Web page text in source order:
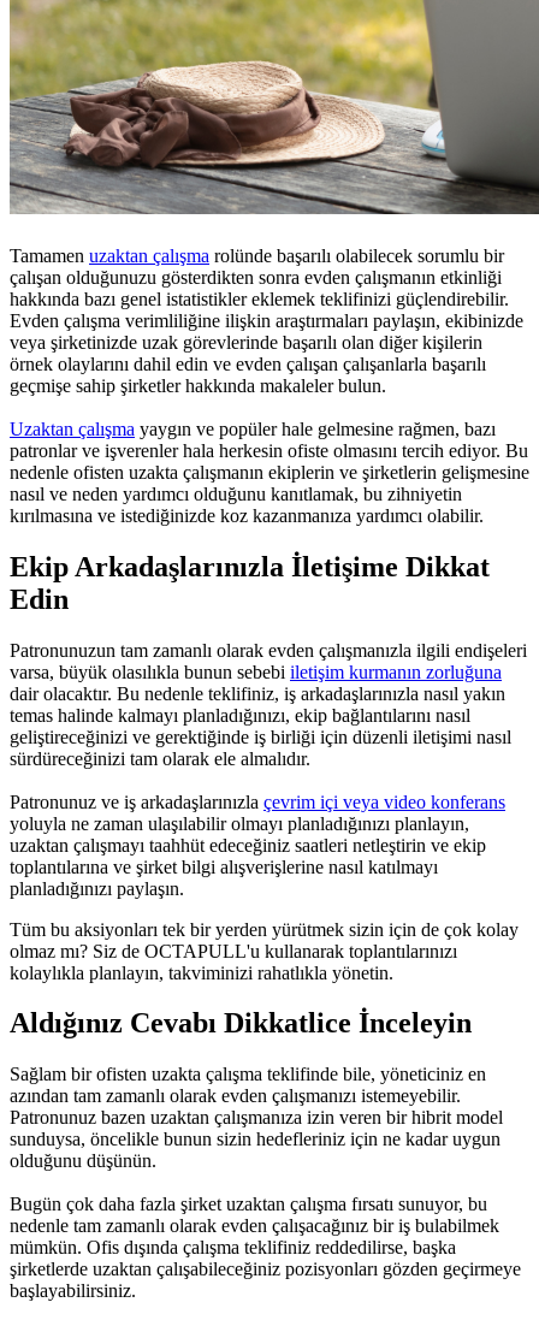
Tamamen uzaktan çalışma rolünde başarılı olabilecek sorumlu bir
çalışan olduğunuzu gösterdikten sonra evden çalışmanın etkinliği
hakkında bazı genel istatistikler eklemek teklifinizi güçlendirebilir.
Evden çalışma verimliliğine ilişkin araştırmaları paylaşın, ekibinizde
veya şirketinizde uzak görevlerinde başarılı olan diğer kişilerin
örnek olaylarını dahil edin ve evden çalışan çalışanlarla başarılı
geçmişe sahip şirketler hakkında makaleler bulun.
Uzaktan çalışma yaygın ve popüler hale gelmesine rağmen, bazı
patronlar ve işverenler hala herkesin ofiste olmasını tercih ediyor. Bu
nedenle ofisten uzakta çalışmanın ekiplerin ve şirketlerin gelişmesine
nasıl ve neden yardımcı olduğunu kanıtlamak, bu zihniyetin
kırılmasına ve istediğinizde koz kazanmanıza yardımcı olabilir.
Ekip Arkadaşlarınızla İletişime Dikkat
Edin
Patronunuzun tam zamanlı olarak evden çalışmanızla ilgili endişeleri
varsa, büyük olasılıkla bunun sebebi iletişim kurmanın zorluğuna
dair olacaktır. Bu nedenle teklifiniz, iş arkadaşlarınızla nasıl yakın
temas halinde kalmayı planladığınızı, ekip bağlantılarını nasıl
geliştireceğinizi ve gerektiğinde iş birliği için düzenli iletişimi nasıl
sürdüreceğinizi tam olarak ele almalıdır.
Patronunuz ve iş arkadaşlarınızla çevrim içi veya video konferans
yoluyla ne zaman ulaşılabilir olmayı planladığınızı planlayın,
uzaktan çalışmayı taahhüt edeceğiniz saatleri netleştirin ve ekip
toplantılarına ve şirket bilgi alışverişlerine nasıl katılmayı
planladığınızı paylaşın.
Tüm bu aksiyonları tek bir yerden yürütmek sizin için de çok kolay
olmaz mı? Siz de OCTAPULL'u kullanarak toplantılarınızı
kolaylıkla planlayın, takviminizi rahatlıkla yönetin.
Aldığınız Cevabı Dikkatlice İnceleyin
Sağlam bir ofisten uzakta çalışma teklifinde bile, yöneticiniz en
azından tam zamanlı olarak evden çalışmanızı istemeyebilir.
Patronunuz bazen uzaktan çalışmanıza izin veren bir hibrit model
sunduysa, öncelikle bunun sizin hedefleriniz için ne kadar uygun
olduğunu düşünün.
Bugün çok daha fazla şirket uzaktan çalışma fırsatı sunuyor, bu
nedenle tam zamanlı olarak evden çalışacağınız bir iş bulabilmek
mümkün. Ofis dışında çalışma teklifiniz reddedilirse, başka
şirketlerde uzaktan çalışabileceğiniz pozisyonları gözden geçirmeye
başlayabilirsiniz.